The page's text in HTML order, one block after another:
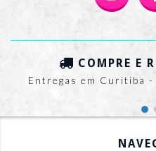
COMPRE E
Entregas em Curitiba